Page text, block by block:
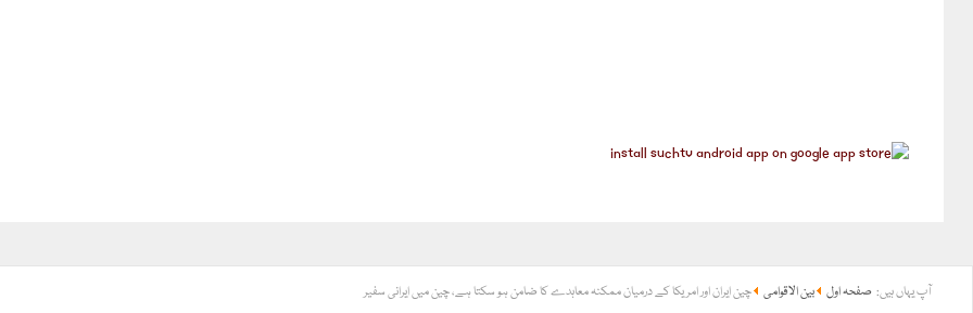
آپ یہاں ہیں: صفحہ اول بین الاقوامی چین ایران اور امریکا کے درمیان ممکنہ معاہدے کا ضامن ہو سکتا ہے، چین میں ایرانی سفیر